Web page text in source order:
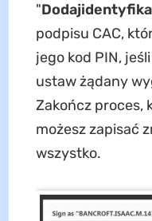
"Dodaj
podpisu CAC,
jego kod PIN,
ustaw żądany
Zakończ proces,
możesz zapisać
wszystko.